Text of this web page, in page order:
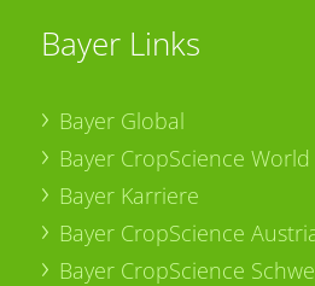
Bayer Links
Bayer Global
Bayer CropScience World
Bayer Karriere
Bayer CropScience
Bayer CropScience